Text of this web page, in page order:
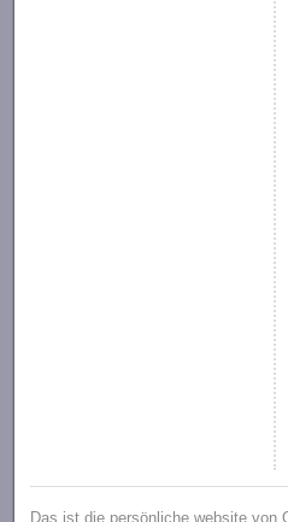
Das ist die persönliche website von